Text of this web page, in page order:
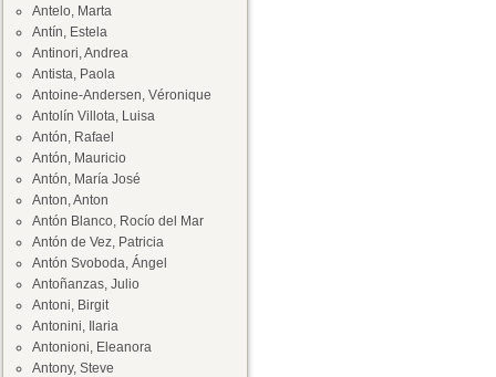
Antelo, Marta
Antín, Estela
Antinori, Andrea
Antista, Paola
Antoine-Andersen, Véronique
Antolín Villota, Luisa
Antón, Rafael
Antón, Mauricio
Antón, María José
Anton, Anton
Antón Blanco, Rocío del Mar
Antón de Vez, Patricia
Antón Svoboda, Ángel
Antoñanzas, Julio
Antoni, Birgit
Antonini, Ilaria
Antonioni, Eleanora
Antony, Steve